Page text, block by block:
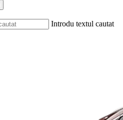
Introdu textul cautat